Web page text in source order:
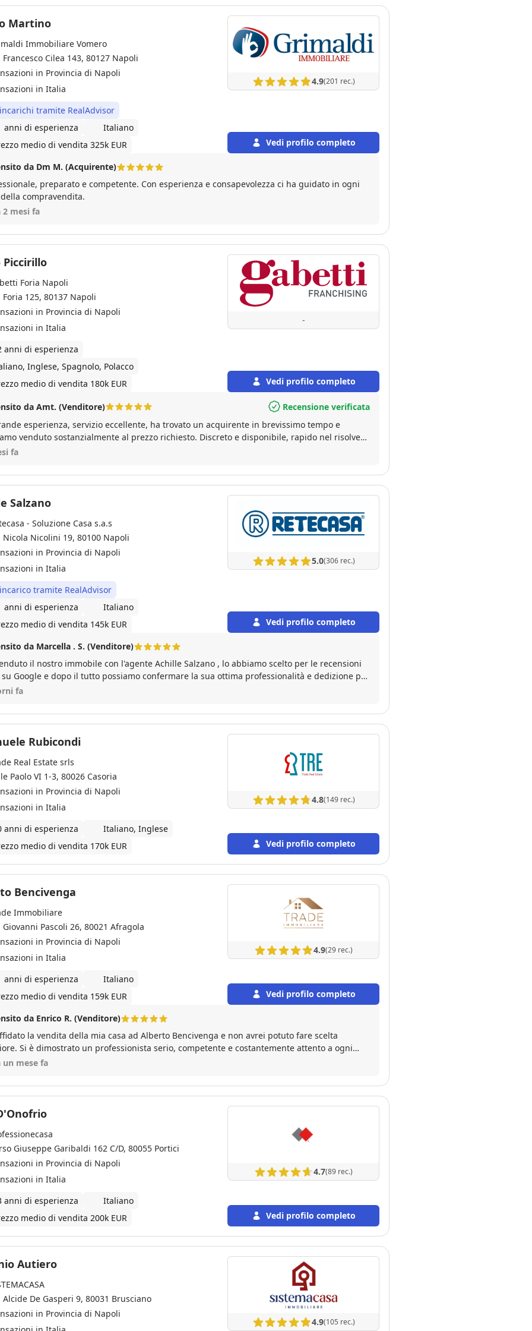
Martino
Immobiliare Vomero
Francesco Cilea 143, 80127 Napoli
in Provincia di Napoli
in Italia
tramite RealAdvisor
anni di esperienza
Italiano
medio di vendita 325k EUR
4.9(201 rec.)
Vedi profilo completo
da Dm M. (Acquirente)
preparato e competente. Con esperienza e consapevolezza ci ha guidato in ogni
compravendita.
2 mesi fa
Piccirillo
Foria Napoli
Foria 125, 80137 Napoli
in Provincia di Napoli
in Italia
anni di esperienza
Inglese, Spagnolo, Polacco
medio di vendita 180k EUR
-
Vedi profilo completo
da Amt. (Venditore)
Recensione verificata
esperienza, servizio eccellente, ha trovato un acquirente in brevissimo tempo e
venduto sostanzialmente al prezzo richiesto. Discreto e disponibile, rapido nel risolvere
e trovare soluzioni
fa
Salzano
- Soluzione Casa s.a.s
Nicola Nicolini 19, 80100 Napoli
in Provincia di Napoli
in Italia
tramite RealAdvisor
anni di esperienza
Italiano
medio di vendita 145k EUR
5.0(306 rec.)
Vedi profilo completo
da Marcella . S. (Venditore)
il nostro immobile con l'agente Achille Salzano , lo abbiamo scelto per le recensioni
Google e dopo il tutto possiamo confermare la sua ottima professionalità e dedizione per
e quindi possiamo confermare tutte le recensioni. Ottima esperienza
fa
Emanuele Rubicondi
Real Estate srls
Paolo VI 1-3, 80026 Casoria
in Provincia di Napoli
in Italia
anni di esperienza
Italiano, Inglese
medio di vendita 170k EUR
4.8(149 rec.)
Vedi profilo completo
Alberto Bencivenga
Immobiliare
Giovanni Pascoli 26, 80021 Afragola
in Provincia di Napoli
in Italia
anni di esperienza
Italiano
medio di vendita 159k EUR
4.9(29 rec.)
Vedi profilo completo
da Enrico R. (Venditore)
la vendita della mia casa ad Alberto Bencivenga e non avrei potuto fare scelta
Si è dimostrato un professionista serio, competente e costantemente attento a ogni
Grazie alla sua profonda conoscenza del mercato e a una strategia di vendita
Sempre disponibile e trasparente, ha gestito ogni fase della trattativa azzerando
stress. Lo raccomando vivamente a chiunque cerchi un servizio eccellente.
un mese fa
Giuseppe Garibaldi 162 C/D, 80055 Portici
in Provincia di Napoli
in Italia
anni di esperienza
Italiano
medio di vendita 200k EUR
4.7(89 rec.)
Vedi profilo completo
Autiero
Alcide De Gasperi 9, 80031 Brusciano
in Provincia di Napoli
4.9(105 rec.)